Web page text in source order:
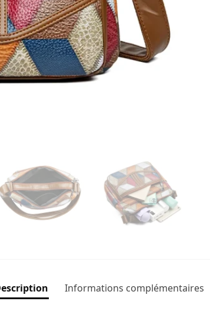
Informations complémentaires